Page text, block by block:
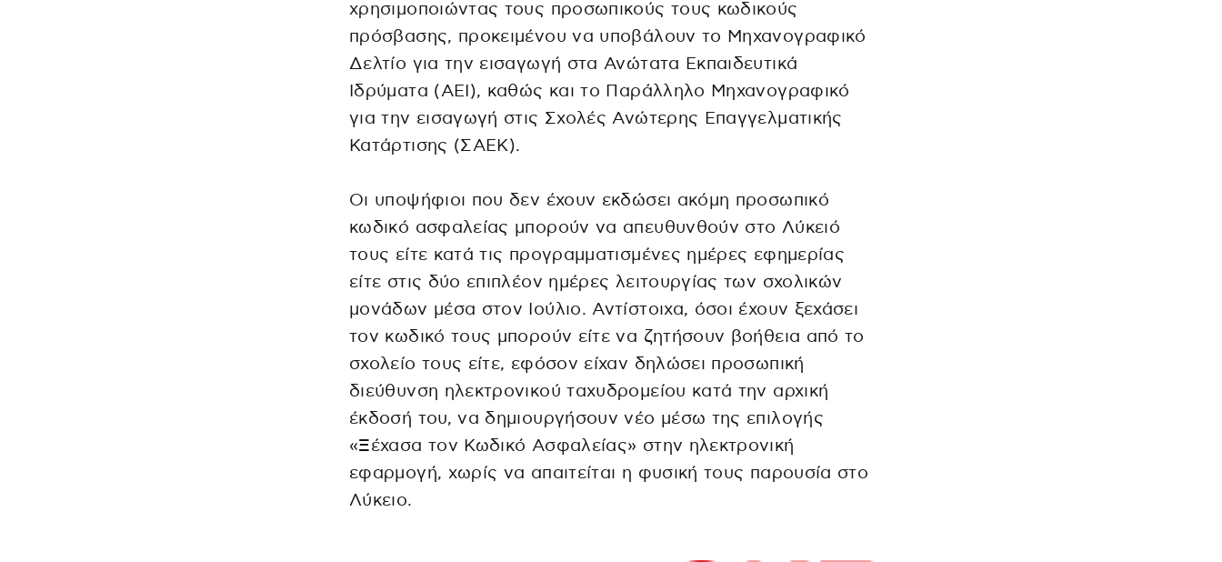
χρησιμοποιώντας τους προσωπικούς τους κωδικούς
πρόσβασης, προκειμένου να υποβάλουν το Μηχανογραφικό
Δελτίο για την εισαγωγή στα Ανώτατα Εκπαιδευτικά
Ιδρύματα (ΑΕΙ), καθώς και το Παράλληλο Μηχανογραφικό
για την εισαγωγή στις Σχολές Ανώτερης Επαγγελματικής
Κατάρτισης (ΣΑΕΚ).
Οι υποψήφιοι που δεν έχουν εκδώσει ακόμη προσωπικό
κωδικό ασφαλείας μπορούν να απευθυνθούν στο Λύκειό
τους είτε κατά τις προγραμματισμένες ημέρες εφημερίας
είτε στις δύο επιπλέον ημέρες λειτουργίας των σχολικών
μονάδων μέσα στον Ιούλιο. Αντίστοιχα, όσοι έχουν ξεχάσει
τον κωδικό τους μπορούν είτε να ζητήσουν βοήθεια από το
σχολείο τους είτε, εφόσον είχαν δηλώσει προσωπική
διεύθυνση ηλεκτρονικού ταχυδρομείου κατά την αρχική
έκδοσή του, να δημιουργήσουν νέο μέσω της επιλογής
«Ξέχασα τον Κωδικό Ασφαλείας» στην ηλεκτρονική
εφαρμογή, χωρίς να απαιτείται η φυσική τους παρουσία στο
Λύκειο.